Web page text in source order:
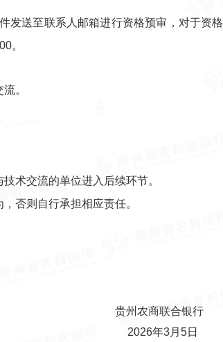
发送至联系人邮箱进行资格预审，对于资格
。
。
术交流的单位进入后续环节。
否则自行承担相应责任。
贵州农商联合银行
2026年3月5日